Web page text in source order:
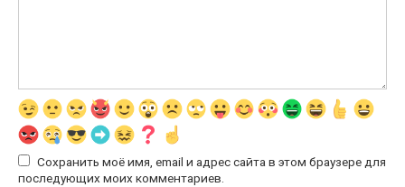
Сохранить моё имя, email и адрес сайта в этом браузере для
последующих моих комментариев.